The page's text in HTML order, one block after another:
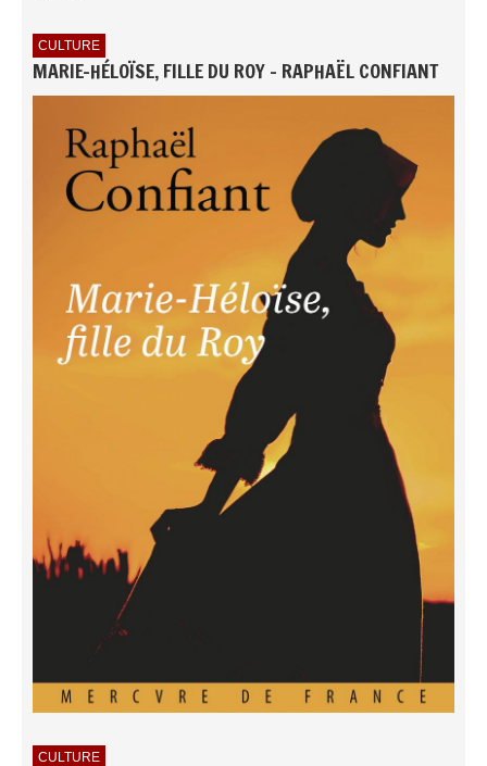
CULTURE
MARIE-HÉLOÏSE, FILLE DU ROY - RAPHAËL CONFIANT
CULTURE